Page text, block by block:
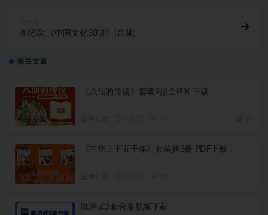
许纪霖:《中国文化30讲》(音频)
相关文章
《八仙的传说》套装9册全PDF下载
《中华上下五千年》套装共3册 PDF下载
陈浩武3套合集视频下载